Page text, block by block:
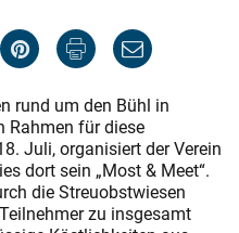
rund um den Bühl in
Rahmen für diese
Juli, organisiert der Verein
dort sein „Most & Meet“.
die Streuobstwiesen
zu insgesamt